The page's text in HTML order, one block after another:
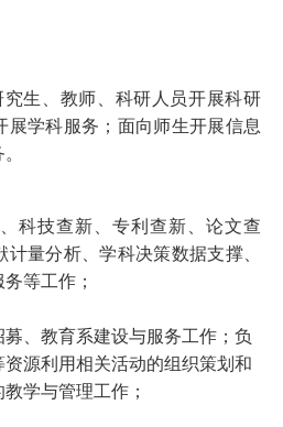
生、教师、科研人员开展科研
展学科服务；面向师生开展信息
科技查新、专利查新、论文查
量分析、学科决策数据支撑、
等工作；
、教育系建设与服务工作；负
源利用相关活动的组织策划和
学与管理工作；